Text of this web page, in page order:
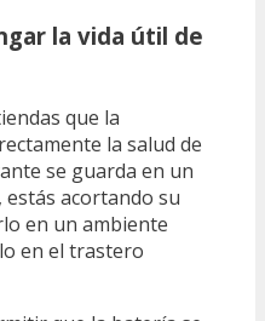
la vida útil de
que la
la salud de
se guarda en un
acortando su
en un ambiente
en el trastero